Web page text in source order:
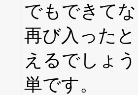
でもできて
再び入った
えるでしょ
単です。